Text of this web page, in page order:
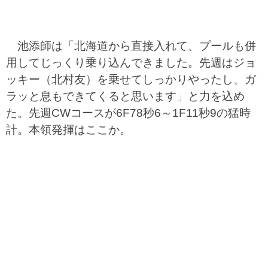
池添師は「北海道から直接入れて、プールも併
用してじっくり乗り込んできました。先週はジョ
ッキー（北村友）を乗せてしっかりやったし、ガ
ラッと息もできてくると思います」と力を込め
た。先週CWコースが6F78秒6～1F11秒9の猛時
計。本領発揮はここか。